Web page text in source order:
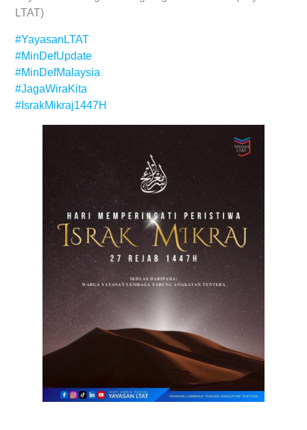
LTAT)
#YayasanLTAT
#MinDefUpdate
#MinDefMalaysia
#JagaWiraKita
#IsrakMikraj1447H